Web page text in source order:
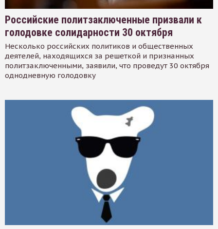
Российские политзаключенные призвали к
голодовке солидарности 30 октября
Несколько российских политиков и общественных
деятелей, находящихся за решеткой и признанных
политзаключенными, заявили, что проведут 30 октября
однодневную голодовку